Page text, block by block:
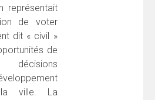
représentait
de voter
dit « civil »
de
ville. La